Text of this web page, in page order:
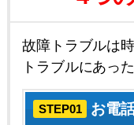
故障トラブルは
トラブルにあっ
STEP01 お電